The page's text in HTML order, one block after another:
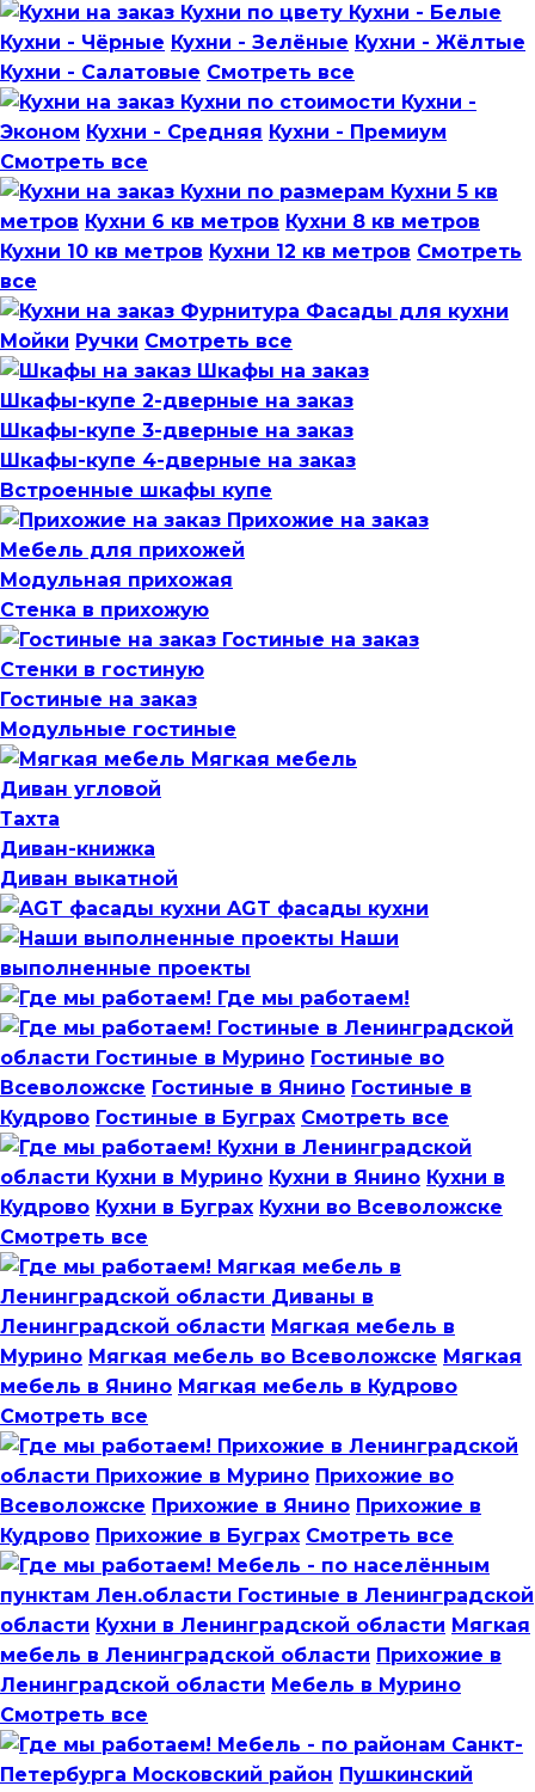
Кухни по цвету Кухни - Белые
Кухни - Чёрные Кухни - Зелёные Кухни - Жёлтые
Кухни - Салатовые Смотреть все
Кухни по стоимости Кухни -
Эконом Кухни - Средняя Кухни - Премиум
Смотреть все
Кухни по размерам Кухни 5 кв
метров Кухни 6 кв метров Кухни 8 кв метров
Кухни 10 кв метров Кухни 12 кв метров Смотреть
все
Фурнитура Фасады для кухни
Мойки Ручки Смотреть все
Шкафы на заказ
Шкафы-купе 2-дверные на заказ
Шкафы-купе 3-дверные на заказ
Шкафы-купе 4-дверные на заказ
Встроенные шкафы купе
Прихожие на заказ
Мебель для прихожей
Модульная прихожая
Стенка в прихожую
Гостиные на заказ
Стенки в гостиную
Гостиные на заказ
Модульные гостиные
Мягкая мебель
Диван угловой
Тахта
Диван-книжка
Диван выкатной
AGT фасады кухни
Наши
выполненные проекты
Где мы работаем!
Гостиные в Ленинградской
области Гостиные в Мурино Гостиные во
Всеволожске Гостиные в Янино Гостиные в
Кудрово Гостиные в Буграх Смотреть все
Кухни в Ленинградской
области Кухни в Мурино Кухни в Янино Кухни в
Кудрово Кухни в Буграх Кухни во Всеволожске
Смотреть все
Мягкая мебель в
Ленинградской области Диваны в
Ленинградской области Мягкая мебель в
Мурино Мягкая мебель во Всеволожске Мягкая
мебель в Янино Мягкая мебель в Кудрово
Смотреть все
Прихожие в Ленинградской
области Прихожие в Мурино Прихожие во
Всеволожске Прихожие в Янино Прихожие в
Кудрово Прихожие в Буграх Смотреть все
Мебель - по населённым
пунктам Лен.области Гостиные в Ленинградской
области Кухни в Ленинградской области Мягкая
мебель в Ленинградской области Прихожие в
Ленинградской области Мебель в Мурино
Смотреть все
Мебель - по районам Санкт-
Петербурга Московский район Пушкинский